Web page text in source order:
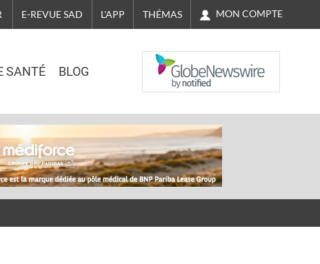
E-REVUE SAD L'APP THÉMAS MON COMPTE
SANTÉ BLOG
NASDAQ